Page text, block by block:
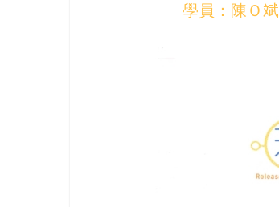
學員：陳Ｏ斌